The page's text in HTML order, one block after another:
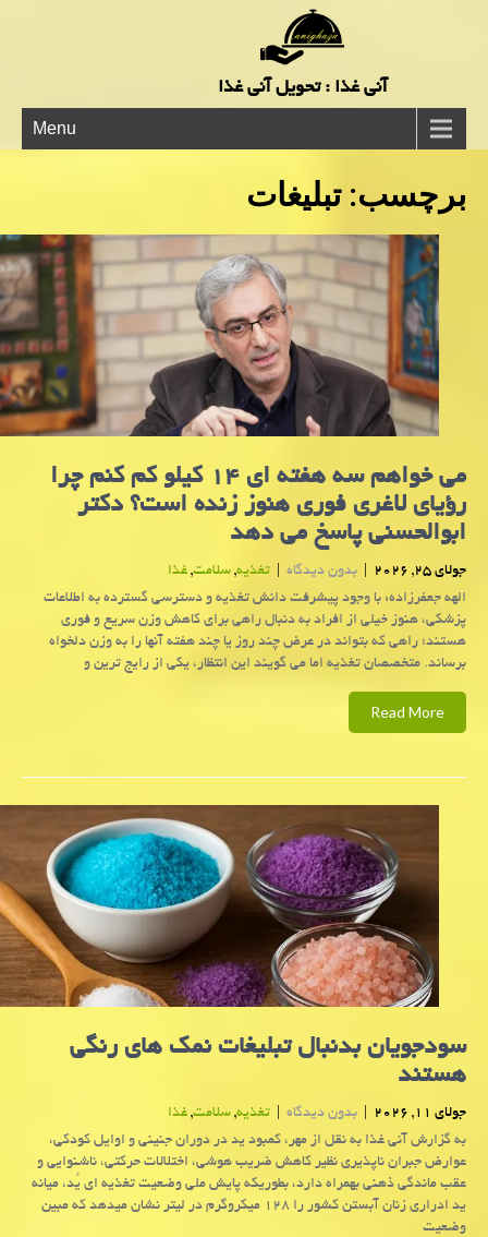
آنی غذا : تحویل آنی غذا
Menu
برچسب: تبلیغات
می خواهم سه هفته ای ۱۴ کیلو کم کنم چرا
رؤیای لاغری فوری هنوز زنده است؟ دکتر
ابوالحسنی پاسخ می دهد
جولای 25, 2026 | بدون دیدگاه | تغذیه,سلامت,غذا
الهه جعفرزاده: با وجود پیشرفت دانش تغذیه و دسترسی گسترده به اطلاعات
پزشکی، هنوز خیلی از افراد به دنبال راهی برای کاهش وزن سریع و فوری
هستند؛ راهی که بتواند در عرض چند روز یا چند هفته آنها را به وزن دلخواه
برساند. متخصصان تغذیه اما می گویند این انتظار، یکی از رایج ترین و
Read More
سودجویان بدنبال تبلیغات نمک های رنگی
هستند
جولای 11, 2026 | بدون دیدگاه | تغذیه,سلامت,غذا
به گزارش آنی غذا به نقل از مهر، کمبود ید در دوران جنینی و اوایل کودکی،
عوارض جبران ناپذیری نظیر کاهش ضریب هوشی، اختلالات حرکتی، ناشنوایی و
عقب ماندگی ذهنی بهمراه دارد، بطوریکه پایش ملی وضعیت تغذیه ای یُد، میانه
ید ادراری زنان آبستن کشور را ۱۲۸ میکروگرم در لیتر نشان میدهد که مبین
وضعیت